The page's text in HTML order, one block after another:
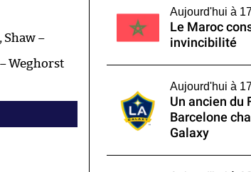
Shaw –
Weghorst
Aujourd'hui à
Le Maroc
invincibilité
Aujourd'hui à
Un ancien du
Barcelone
Galaxy